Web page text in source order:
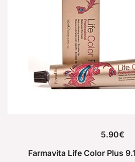
5.90€
Farmavita Life Color Plus